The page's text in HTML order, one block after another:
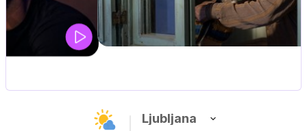
UEFA SUPERPOKAL
Ljubljana